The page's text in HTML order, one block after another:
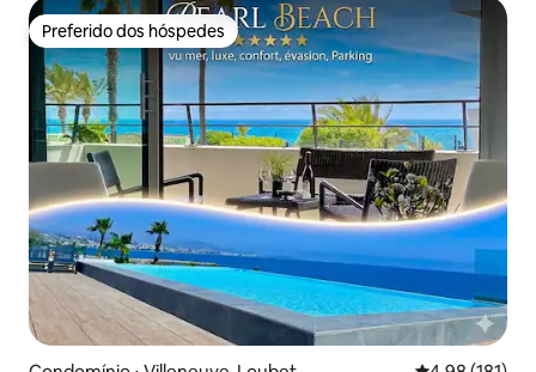
Preferido dos hóspedes
Preferido dos hóspedes